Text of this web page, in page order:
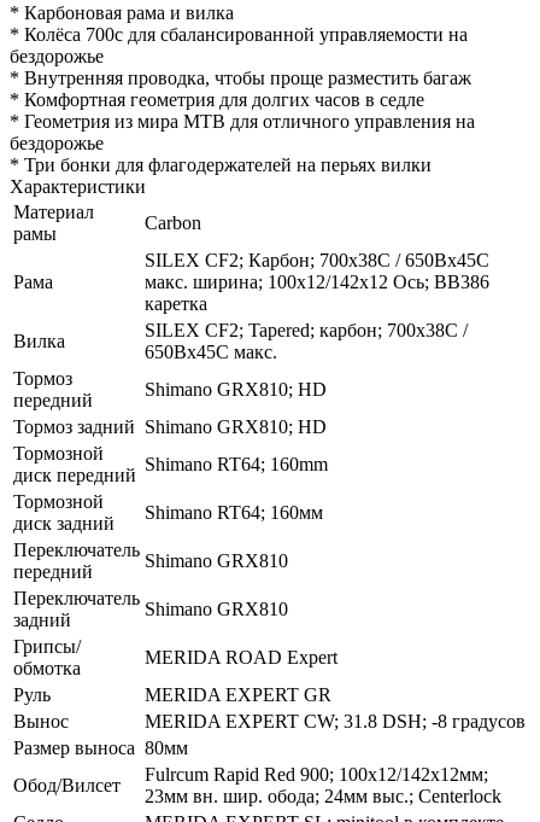
* Карбоновая рама и вилка
* Колёса 700с для сбалансированной управляемости на
бездорожье
* Внутренняя проводка, чтобы проще разместить багаж
* Комфортная геометрия для долгих часов в седле
* Геометрия из мира MTB для отличного управления на
бездорожье
* Три бонки для флагодержателей на перьях вилки
Характеристики
Материал
рамы
Carbon
Рама
SILEX CF2; Карбон; 700x38C / 650Bx45C
макс. ширина; 100x12/142x12 Ось; BB386
каретка
Вилка
SILEX CF2; Tapered; карбон; 700x38C /
650Bx45C макс.
Тормоз
передний
Shimano GRX810; HD
Тормоз задний Shimano GRX810; HD
Тормозной
диск передний
Shimano RT64; 160mm
Тормозной
диск задний
Shimano RT64; 160мм
Переключатель
передний
Shimano GRX810
Переключатель
задний
Shimano GRX810
Грипсы/
обмотка
MERIDA ROAD Expert
Руль
MERIDA EXPERT GR
Вынос
MERIDA EXPERT CW; 31.8 DSH; -8 градусов
Размер выноса 80мм
Обод/Вилсет
Fulrcum Rapid Red 900; 100x12/142x12мм;
23мм вн. шир. обода; 24мм выс.; Centerlock